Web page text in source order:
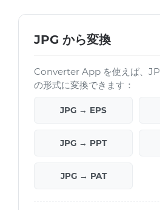
JPG から変換
Converter App を使えば、
の形式に変換できます：
JPG → EPS
JPG → PPT
JPG → PAT